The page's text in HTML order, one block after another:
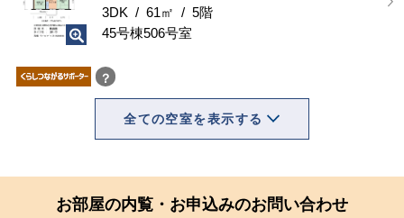
3DK / 61㎡ / 5階
45号棟506号室
？
全ての空室を表示する
お部屋の内覧・お申込みのお問い合わせ